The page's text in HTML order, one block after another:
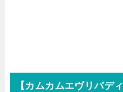
【カムカムエヴリバデ